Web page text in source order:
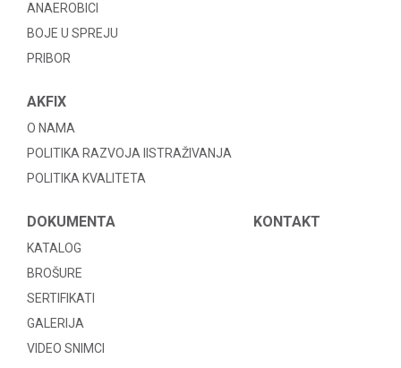
ANAEROBICI
BOJE U SPREJU
PRIBOR
AKFIX
O NAMA
POLITIKA RAZVOJA IISTRAŽIVANJA
POLITIKA KVALITETA
DOKUMENTA
KATALOG
BROŠURE
SERTIFIKATI
GALERIJA
VIDEO SNIMCI
KONTAKT